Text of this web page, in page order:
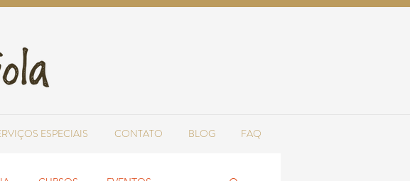
ESPECIAIS CONTATO BLOG FAQ